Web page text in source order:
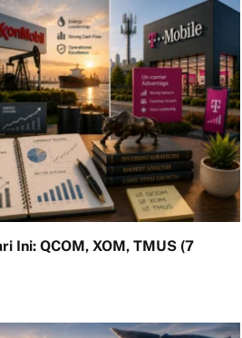
Ini: QCOM, XOM, TMUS (7